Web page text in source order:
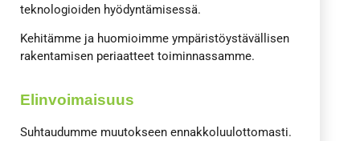
teknologioiden hyödyntämisessä.
Kehitämme ja huomioimme ympäristöystävällisen
rakentamisen periaatteet toiminnassamme.
Elinvoimaisuus
Suhtaudumme muutokseen ennakkoluulottomasti.